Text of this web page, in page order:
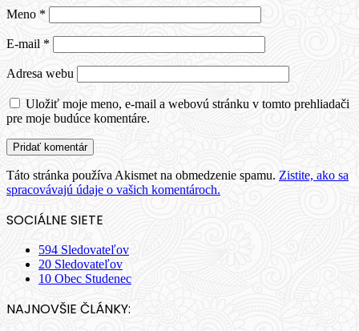
Meno *
E-mail *
Adresa webu
Uložiť moje meno, e-mail a webovú stránku v tomto prehliadači
pre moje budúce komentáre.
Táto stránka používa Akismet na obmedzenie spamu. Zistite, ako sa
spracovávajú údaje o vašich komentároch.
SOCIÁLNE SIETE
594 Sledovateľov
20 Sledovateľov
10 Obec Studenec
NAJNOVŠIE ČLÁNKY: